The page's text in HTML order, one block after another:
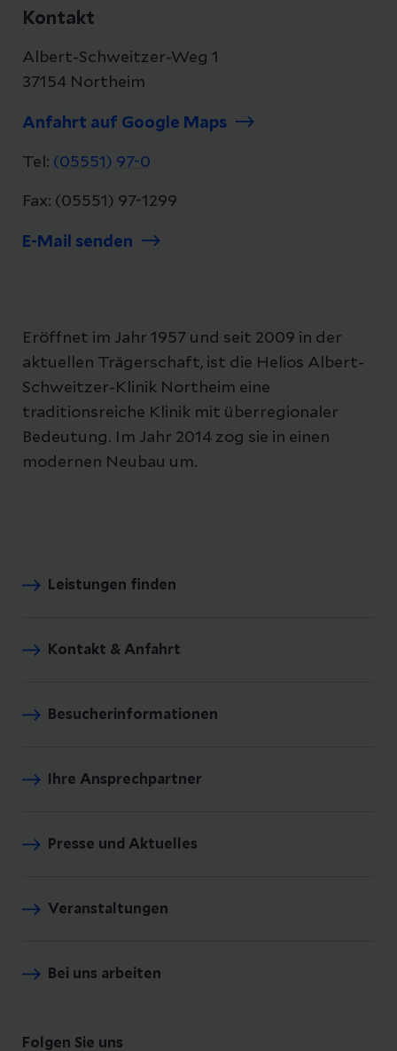
Kontakt
Albert-Schweitzer-Weg 1
37154 Northeim
Anfahrt auf Google Maps
Tel: (05551) 97-0
Fax: (05551) 97-1299
E-Mail senden
Eröffnet im Jahr 1957 und seit 2009 in der
aktuellen Trägerschaft, ist die Helios Albert-
Schweitzer-Klinik Northeim eine
traditionsreiche Klinik mit überregionaler
Bedeutung. Im Jahr 2014 zog sie in einen
modernen Neubau um.
Leistungen finden
Kontakt & Anfahrt
Besucherinformationen
Ihre Ansprechpartner
Presse und Aktuelles
Veranstaltungen
Bei uns arbeiten
Folgen Sie uns